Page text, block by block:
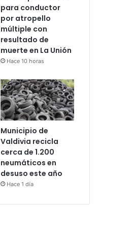
para conductor
por atropello
múltiple con
resultado de
muerte en La Unión
Hace 10 horas
Municipio de
Valdivia recicla
cerca de 1.200
neumáticos en
desuso este año
Hace 1 día